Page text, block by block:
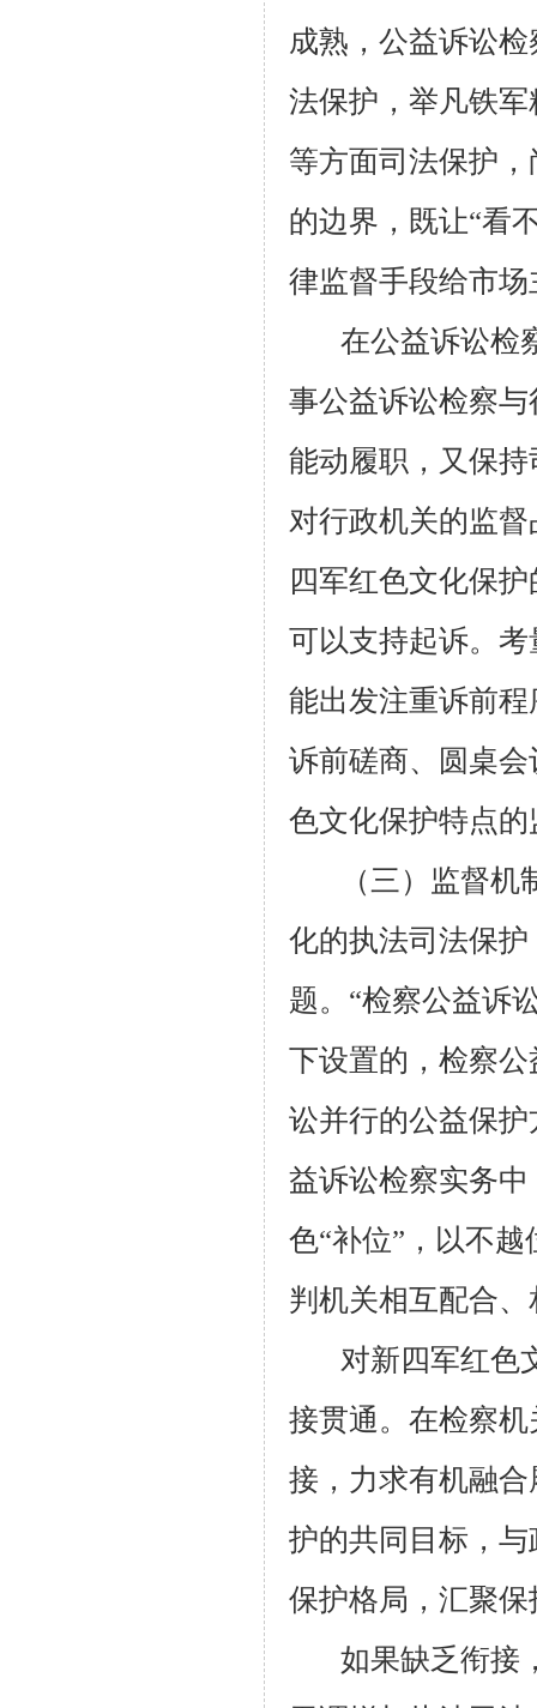
成熟，公益诉讼
法保护，举凡铁
等方面司法保护
的边界，既让“看
律监督手段给市
在公益诉讼检
事公益诉讼检察
能动履职，又保
对行政机关的监
四军红色文化保
可以支持起诉。
能出发注重诉前
诉前磋商、圆桌
色文化保护特点
（三）监督
化的执法司法保
题。“检察公益诉
下设置的，检察
讼并行的公益保
益诉讼检察实务
色“补位”，以不
判机关相互配合
对新四军红色
接贯通。在检察
接，力求有机融
护的共同目标，
保护格局，汇聚
如果缺乏衔接